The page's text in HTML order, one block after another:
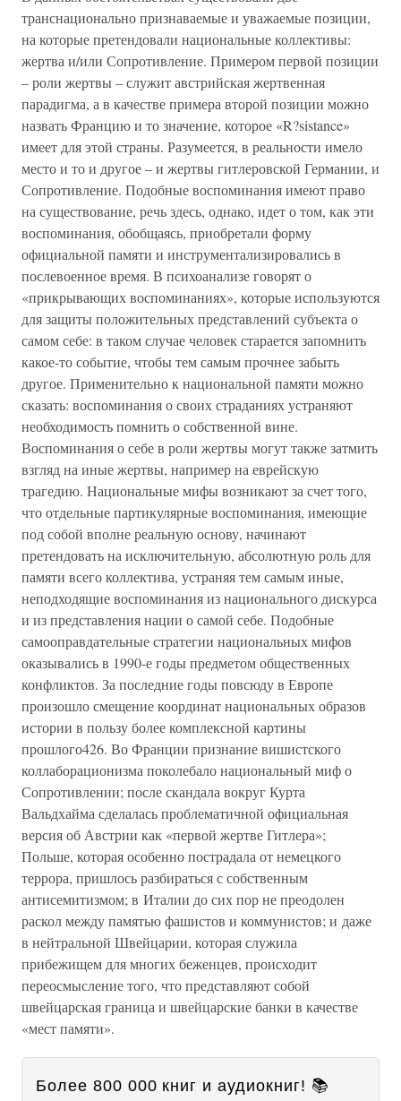
транснационально признаваемые и уважаемые позиции,
на которые претендовали национальные коллективы:
жертва и/или Сопротивление. Примером первой позиции
– роли жертвы – служит австрийская жертвенная
парадигма, а в качестве примера второй позиции можно
назвать Францию и то значение, которое «R?sistance»
имеет для этой страны. Разумеется, в реальности имело
место и то и другое – и жертвы гитлеровской Германии, и
Сопротивление. Подобные воспоминания имеют право
на существование, речь здесь, однако, идет о том, как эти
воспоминания, обобщаясь, приобретали форму
официальной памяти и инструментализировались в
послевоенное время. В психоанализе говорят о
«прикрывающих воспоминаниях», которые используются
для защиты положительных представлений субъекта о
самом себе: в таком случае человек старается запомнить
какое-то событие, чтобы тем самым прочнее забыть
другое. Применительно к национальной памяти можно
сказать: воспоминания о своих страданиях устраняют
необходимость помнить о собственной вине.
Воспоминания о себе в роли жертвы могут также затмить
взгляд на иные жертвы, например на еврейскую
трагедию. Национальные мифы возникают за счет того,
что отдельные партикулярные воспоминания, имеющие
под собой вполне реальную основу, начинают
претендовать на исключительную, абсолютную роль для
памяти всего коллектива, устраняя тем самым иные,
неподходящие воспоминания из национального дискурса
и из представления нации о самой себе. Подобные
самооправдательные стратегии национальных мифов
оказывались в 1990-е годы предметом общественных
конфликтов. За последние годы повсюду в Европе
произошло смещение координат национальных образов
истории в пользу более комплексной картины
прошлого426. Во Франции признание вишистского
коллаборационизма поколебало национальный миф о
Сопротивлении; после скандала вокруг Курта
Вальдхайма сделалась проблематичной официальная
версия об Австрии как «первой жертве Гитлера»;
Польше, которая особенно пострадала от немецкого
террора, пришлось разбираться с собственным
антисемитизмом; в Италии до сих пор не преодолен
раскол между памятью фашистов и коммунистов; и даже
в нейтральной Швейцарии, которая служила
прибежищем для многих беженцев, происходит
переосмысление того, что представляют собой
швейцарская граница и швейцарские банки в качестве
«мест памяти».
Более 800 000 книг и аудиокниг! 📚